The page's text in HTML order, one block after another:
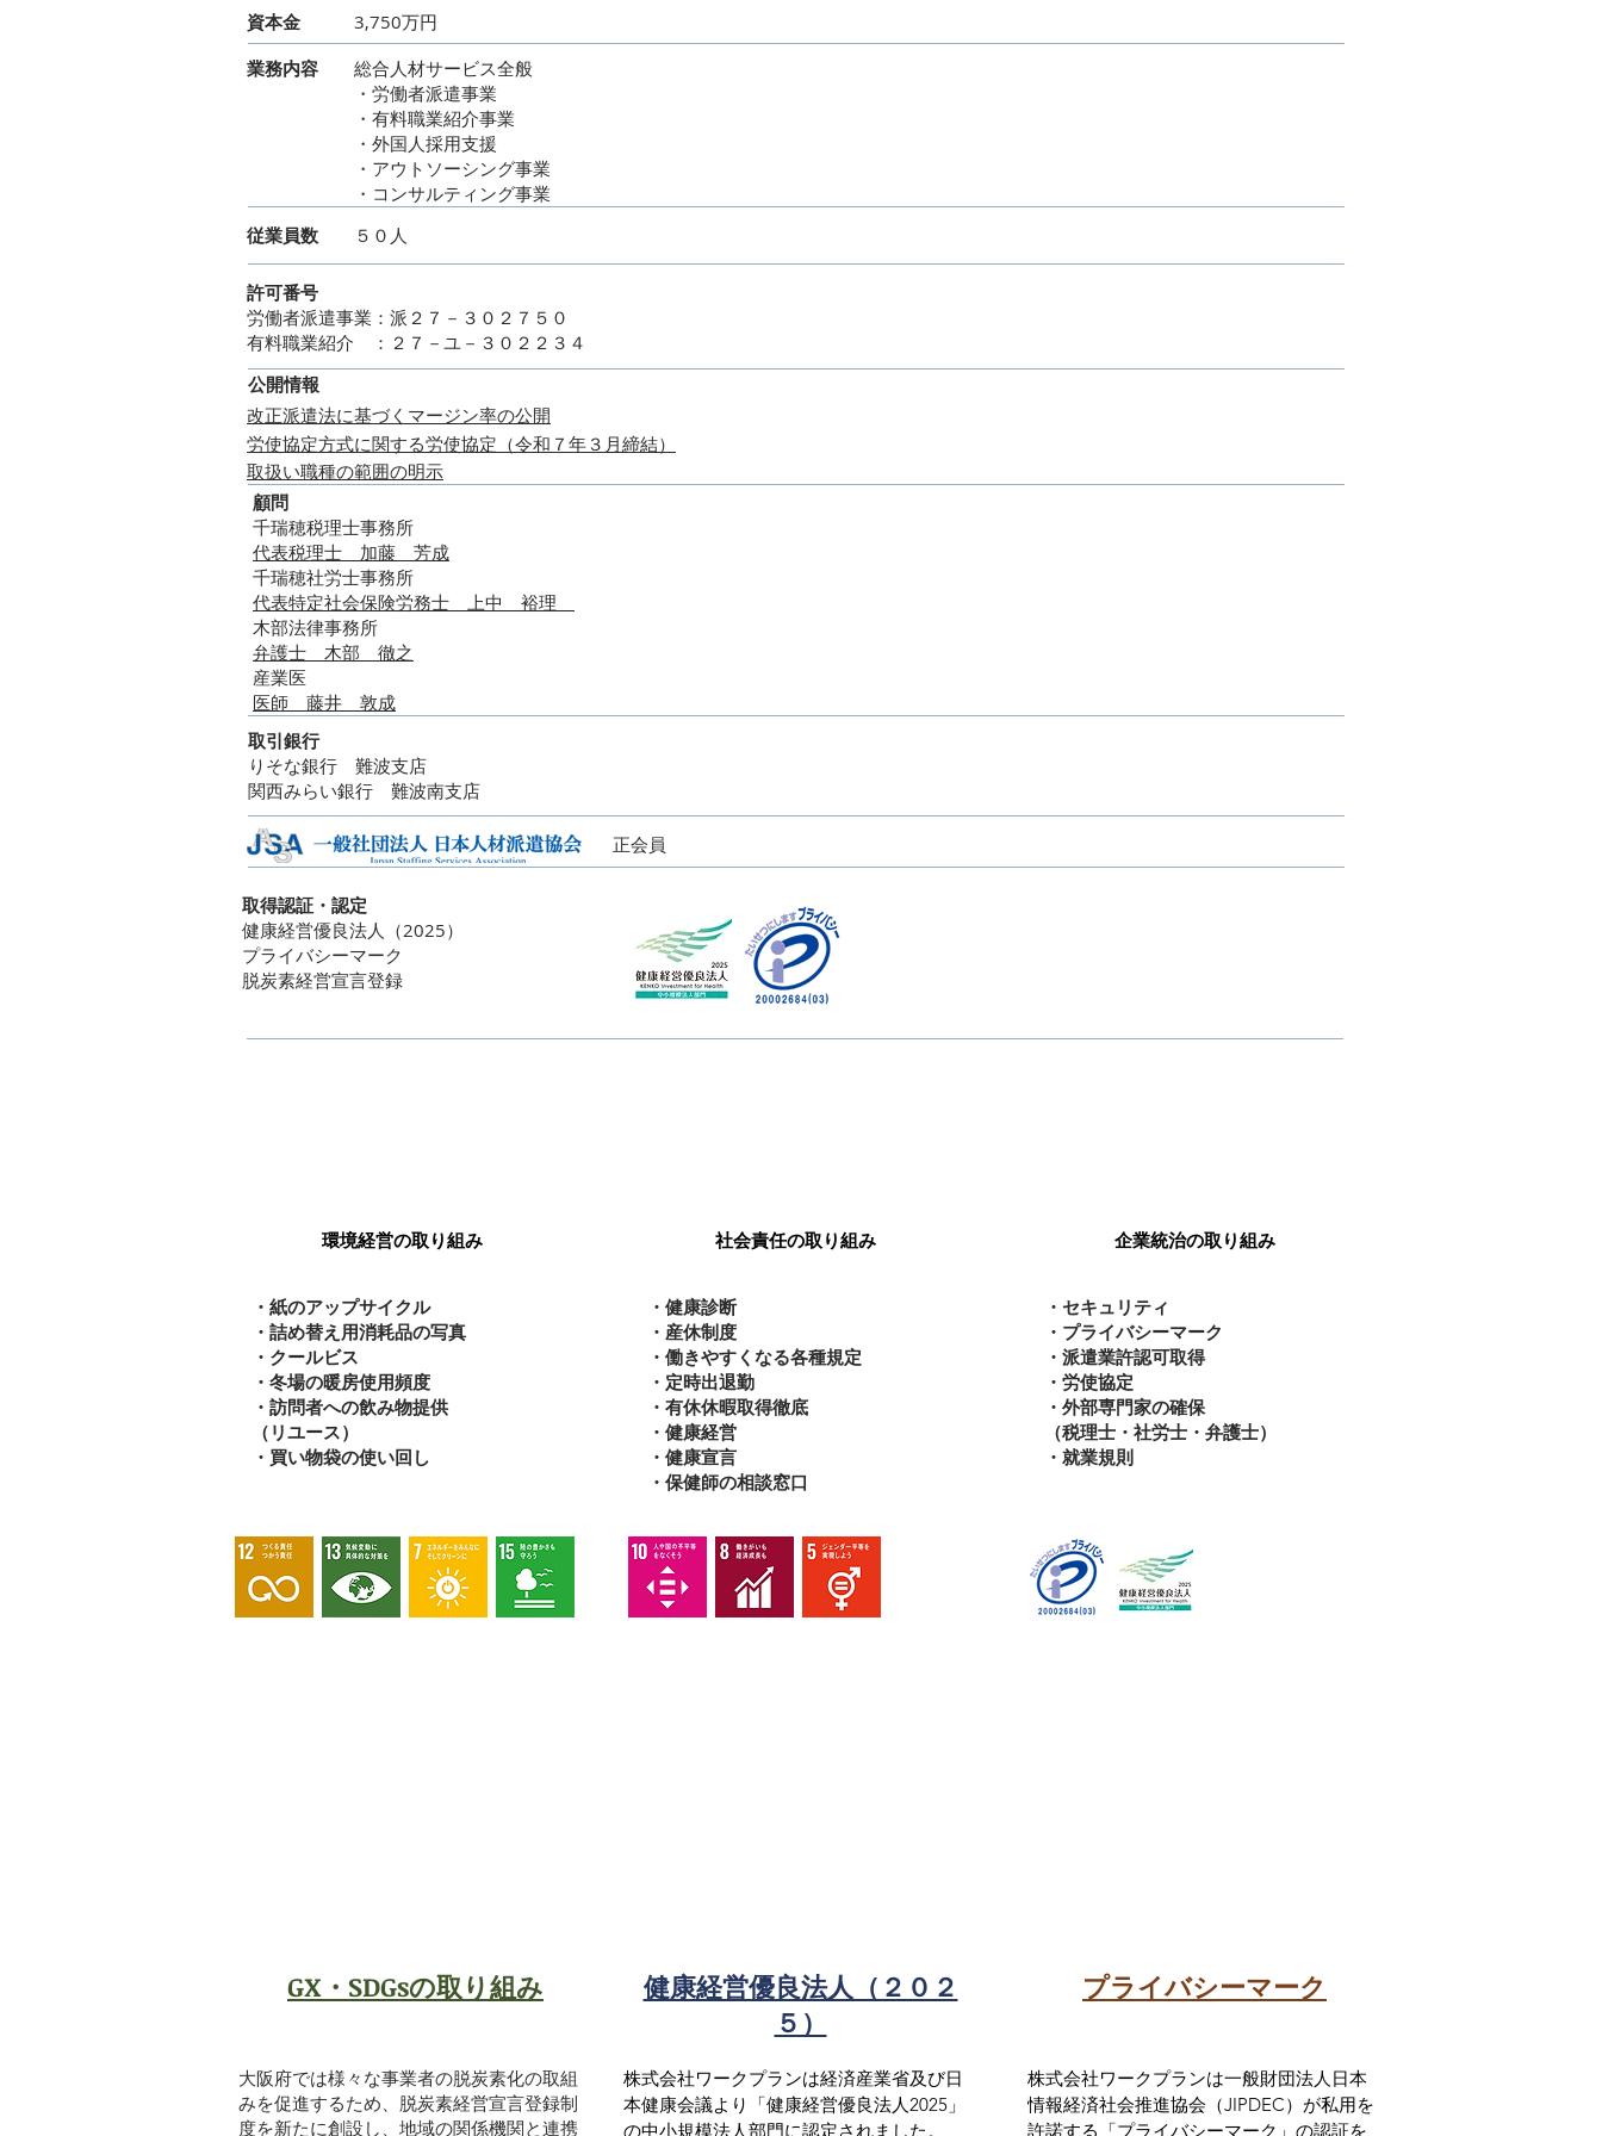
資本金 3,750万円
業務内容 総合人材サービス全般
・労働者派遣事業
・有料職業紹介事業
・外国人採用支援
・アウトソーシング事業
・コンサルティング事業
従業員数 ５０人
許可番号
労働者派遣事業：派２７－３０２７５０​
有料職業紹介 ：２７－ユ－３０２２３４
​公開情報
​改正派遣法に基づくマージン率の公開
労使協定方式に関する労使協定（令和７年３月締結）
取扱い職種の範囲の明示
顧問
千瑞穂税理士事務所
代表税理士 加藤 芳成​
千瑞穂社労士事務所
代表特定社会保険労務士 上中 裕理
木部法律事務所
弁護士 木部 徹之
​産業医
医師 藤井 敦成
取引銀行
りそな銀行 難波支店
関西みらい銀行 難波南支店
正会員
取得認証・認定
健康経営優良法人（2025）
​プライバシーマーク
脱炭素経営宣言登録
環境経営の取り組み
・紙のアップサイクル
・詰め替え用消耗品の写真
・クールビス
・冬場の暖房使用頻度
・訪問者への飲み物提供
（リユース）
・買い物袋の使い回し
GX・SDGsの取り組み
大阪府では様々な事業者の脱炭素化の取組
みを促進するため、脱炭素経営宣言登録制
度を新たに創設し、地域の関係機関と連携
社会責任の取り組み
・健康診断
・産休制度
・働きやすくなる各種規定
・定時出退勤
・有休休暇取得徹底
・健康経営
・健康宣言
・保健師の相談窓口
健康経営優良法人（２０２
５）
株式会社ワークプランは経済産業省及び日
本健康会議より「健康経営優良法人2025」
の中小規模法人部門に認定されました。
企業統治の取り組み
・セキュリティ
・プライバシーマーク
・派遣業許認可取得
・労使協定
・外部専門家の確保
（税理士・社労士・弁護士）
・就業規則
プライバシーマーク
​株式会社ワークプランは一般財団法人日本
情報経済社会推進協会（JIPDEC）が私用を
許諾する「プライバシーマーク」の認証を